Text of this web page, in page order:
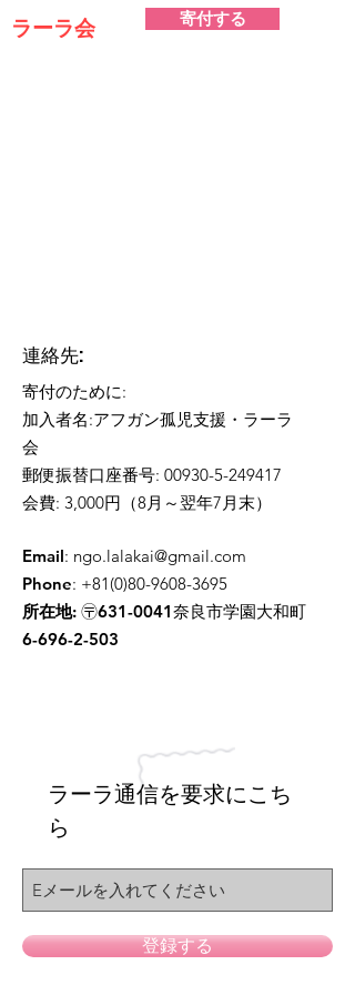
ラーラ会 寄付する
連絡先:​
寄付のために:
加入者名:アフガン孤児支援・ラーラ
会
郵便振替口座番号: 00930-5-249417
会費: 3,000円（8月～翌年7月末）
Email: ngo.lalakai@gmail.com
Phone: +81(0)80-9608-3695
所在地: 〶631-0041奈良市学園大和町
6-696-2-503
ラーラ通信を要求にこち
ら
登録する